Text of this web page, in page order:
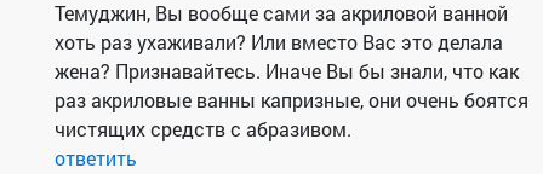
Темуджин, Вы вообще сами за акриловой ванной
хоть раз ухаживали? Или вместо Вас это делала
жена? Признавайтесь. Иначе Вы бы знали, что как
раз акриловые ванны капризные, они очень боятся
чистящих средств с абразивом.
ответить